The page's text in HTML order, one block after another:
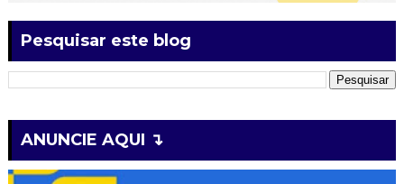
Pesquisar este blog
ANUNCIE AQUI ↴